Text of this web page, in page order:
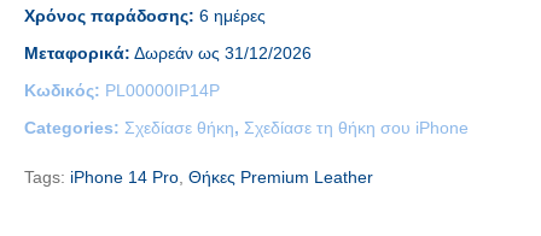
Χρόνος παράδοσης: 6 ημέρες
Μεταφορικά: Δωρεάν ως 31/12/2026
Κωδικός: PL00000IP14P
Categories: Σχεδίασε θήκη, Σχεδίασε τη θήκη σου iPhone
Tags: iPhone 14 Pro Θήκες Premium Leather